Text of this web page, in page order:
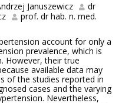
Januszewicz
dr
prof. dr hab. n. med.
account for only a
prevalence, which is
However, their true
available data may
of the studies reported in
cases and the varying
Nevertheless,